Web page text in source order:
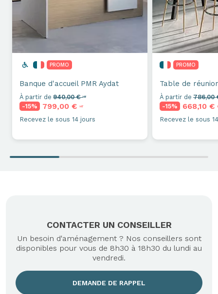
PROMO
Banque d'accueil PMR Aydat
À partir de 940,00 €HT
-15% 799,00 € HT
Recevez le sous 14 jours
PROMO
Table de
À partir de 786,00
-15%
668,10 €
Recevez le sous
CONTACTER UN CONSEILLER
Un besoin d'aménagement ? Nos conseillers sont
disponibles pour vous de 8h30 à 18h30 du lundi au
vendredi.
DEMANDE DE RAPPEL